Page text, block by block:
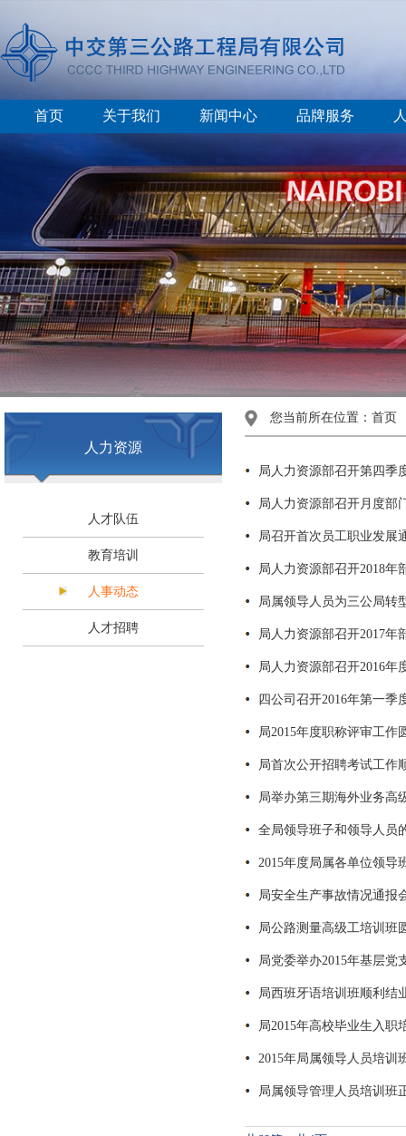
首页 关于我们 新闻中心 品牌服务
人力资源
人才队伍
教育培训
人事动态
人才招聘
您当前所在位置：
局人力资源部召开第四季
局人力资源部召开月度部
局召开首次员工职业发展
局人力资源部召开2018年
局属领导人员为三公局转
局人力资源部召开2017年
局人力资源部召开2016年
四公司召开2016年第一季
局2015年度职称评审工作
局首次公开招聘考试工作
局举办第三期海外业务高
全局领导班子和领导人员
2015年度局属各单位领导
局安全生产事故情况通报
局公路测量高级工培训班
局党委举办2015年基层党
局西班牙语培训班顺利结
局2015年高校毕业生入职
2015年局属领导人员培训
局属领导管理人员培训班